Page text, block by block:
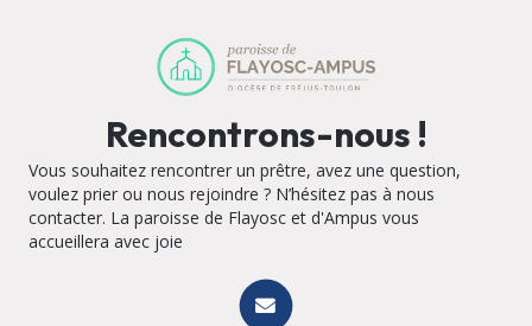
Rencontrons-nous !
Vous souhaitez rencontrer un prêtre, avez une question,
voulez prier ou nous rejoindre ? N’hésitez pas à nous
contacter. La paroisse de Flayosc et d'Ampus vous
accueillera avec joie